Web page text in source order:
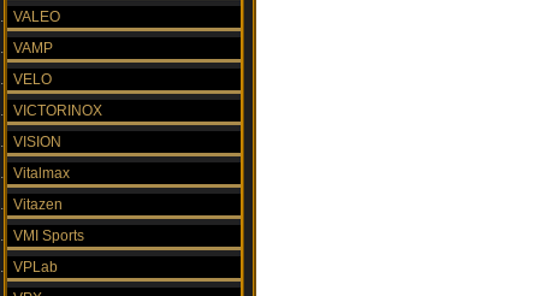
VALEO
VAMP
VELO
VICTORINOX
VISION
Vitalmax
Vitazen
VMI Sports
VPLab